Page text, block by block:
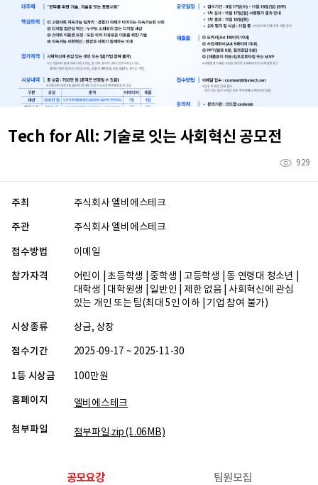
Tech for All: 기술로 잇는 사회혁신 공모전
929
주최 주식회사 엘비에스테크
주관 주식회사 엘비에스테크
접수방법 이메일
참가자격
어린이 | 초등학생 | 중학생 | 고등학생 | 동 연령대 청소년 |
대학생 | 대학원생 | 일반인 | 제한 없음 | 사회혁신에 관심
있는 개인 또는 팀(최대 5인 이하 | 기업 참여 불가)
시상종류 상금, 상장
접수기간 2025-09-17 ~ 2025-11-30
1등 시상금 100만원
홈페이지 엘비에스테크
첨부파일 첨부파일.zip(1.06MB)
공모요강 팀원모집